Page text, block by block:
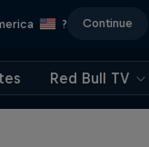
? Continue
Red Bull TV